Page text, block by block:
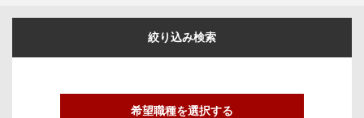
絞り込み検索
希望職種を選択する